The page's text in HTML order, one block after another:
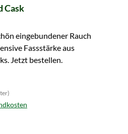
Cask
eingebundener Rauch
Fassstärke aus
Jetzt bestellen.